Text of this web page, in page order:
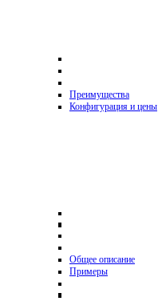
Преимущества
Конфигурация и цены
Общее описание
Примеры